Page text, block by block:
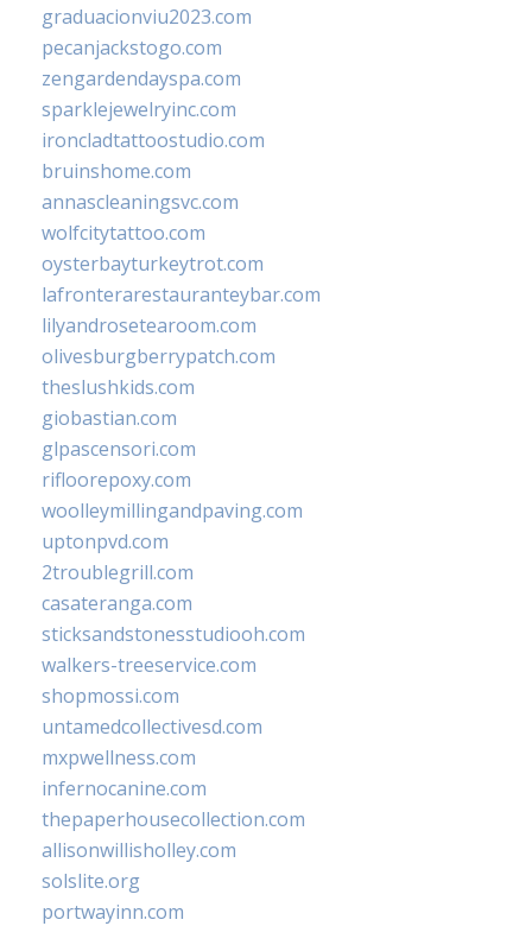
graduacionviu2023.com
pecanjackstogo.com
zengardendayspa.com
sparklejewelryinc.com
ironcladtattoostudio.com
bruinshome.com
annascleaningsvc.com
wolfcitytattoo.com
oysterbayturkeytrot.com
lafronterarestauranteybar.com
lilyandrosetearoom.com
olivesburgberrypatch.com
theslushkids.com
giobastian.com
glpascensori.com
rifloorepoxy.com
woolleymillingandpaving.com
uptonpvd.com
2troublegrill.com
casateranga.com
sticksandstonesstudiooh.com
walkers-treeservice.com
shopmossi.com
untamedcollectivesd.com
mxpwellness.com
infernocanine.com
thepaperhousecollection.com
allisonwillisholley.com
solslite.org
portwayinn.com